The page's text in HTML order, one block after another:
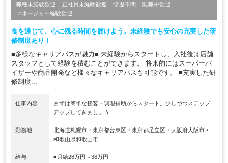
職種未経験歓迎 正社員未経験歓迎 学歴不問
離職中歓迎
マネージャー経験歓迎
食を通じて、心に残る時間を届けよう。未経験でも安心の充実した研
修制度あり！
■多様なキャリアパスが魅力■ 未経験からスタートし、入社後は店舗
スタッフとして経験を積むことができます。 将来的にはスーパーバ
イザーや商品開発など様々なキャリアパスも可能です。 ■充実した研
修制度...
仕事内容
まずは簡単な接客・調理補助からスタート。少しづつステップ
アップしてきましょう！
勤務地
北海道札幌市・東京都台東区・東京都足立区・大阪府大阪市・
和歌山県和歌山市
給与 ■月給28万円～36万円